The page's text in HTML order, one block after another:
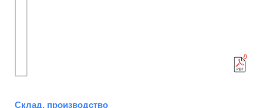
Склад, производство